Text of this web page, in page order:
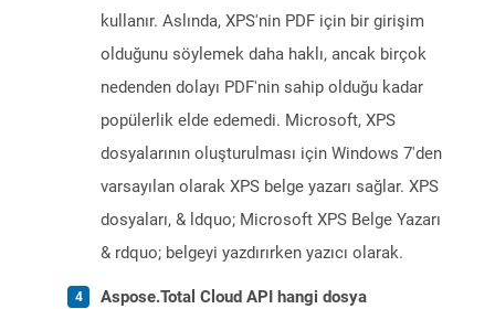
kullanır. Aslında, XPS'nin PDF için bir girişim
olduğunu söylemek daha haklı, ancak birçok
nedenden dolayı PDF'nin sahip olduğu kadar
popülerlik elde edemedi. Microsoft, XPS
dosyalarının oluşturulması için Windows 7'den
varsayılan olarak XPS belge yazarı sağlar. XPS
dosyaları, & ldquo; Microsoft XPS Belge Yazarı
& rdquo; belgeyi yazdırırken yazıcı olarak.
Aspose.Total Cloud API hangi dosya